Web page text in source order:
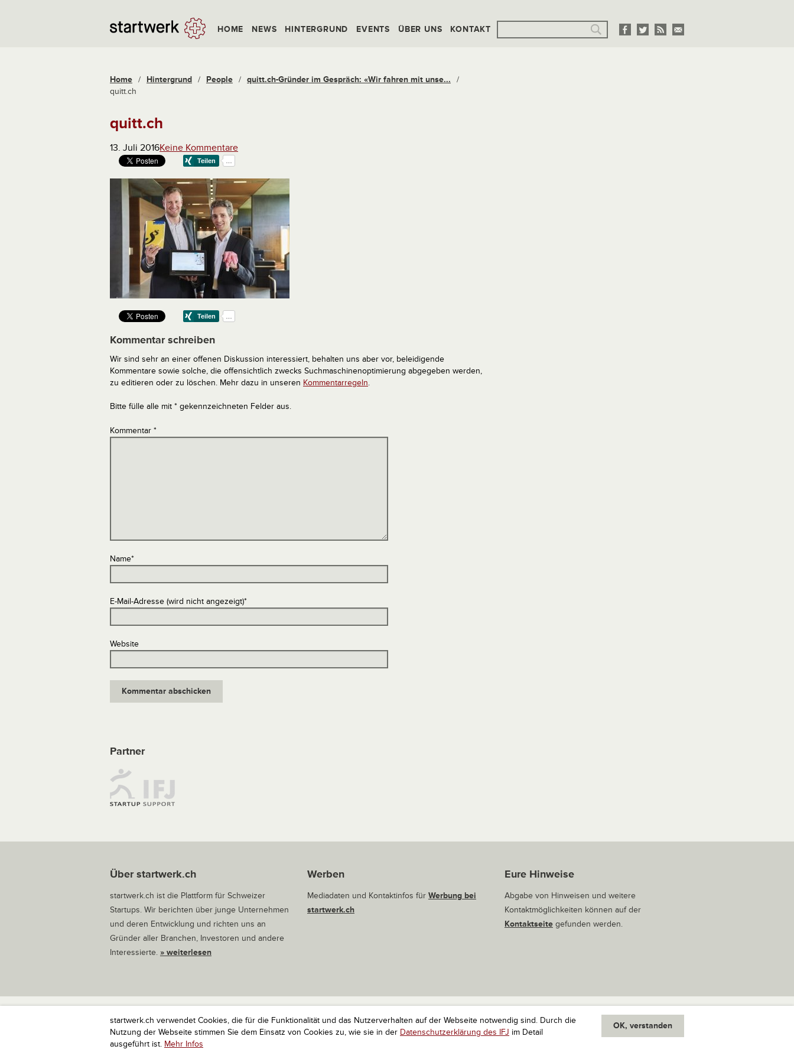
startwerk.ch verwendet Cookies, die für die Funktionalität und das Nutzerverhalten auf der Webseite notwendig sind. Durch die
Nutzung der Webseite stimmen Sie dem Einsatz von Cookies zu, wie sie in der Datenschutzerklärung des IFJ im Detail
ausgeführt ist. Mehr Infos
OK, verstanden
HOME NEWS HINTERGRUND EVENTS ÜBER UNS KONTAKT
Home / Hintergrund / People / quitt.ch-Gründer im Gespräch: «Wir fahren mit unse...
/
quitt.ch
quitt.ch
13. Juli 2016Keine Kommentare
Kommentar schreiben
Wir sind sehr an einer offenen Diskussion interessiert, behalten uns aber vor, beleidigende
Kommentare sowie solche, die offensichtlich zwecks Suchmaschinenoptimierung abgegeben werden,
zu editieren oder zu löschen. Mehr dazu in unseren Kommentarregeln.
Bitte fülle alle mit * gekennzeichneten Felder aus.
Kommentar *
Name*
E-Mail-Adresse (wird nicht angezeigt)*
Website
Partner
Über startwerk.ch
startwerk.ch ist die Plattform für Schweizer
Startups. Wir berichten über junge Unternehmen
und deren Entwicklung und richten uns an
Gründer aller Branchen, Investoren und andere
Interessierte. » weiterlesen
Werben
Mediadaten und Kontaktinfos für Werbung bei
startwerk.ch
Eure Hinweise
Abgabe von Hinweisen und weitere
Kontaktmöglichkeiten können auf der
Kontaktseitegefunden werden.
startwerk.ch ist die Plattform für Schweizer Startups. Alle Rechte vorbehalten. Impressum Kontakt nach oben